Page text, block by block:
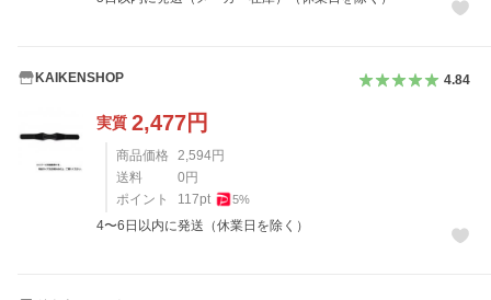
KAIKENSHOP 4.84
実質 2,477円
商品価格 2,594円
送料
0 円
ポイント
117pt 5%
4〜6日以内に発送（休業日を除く）